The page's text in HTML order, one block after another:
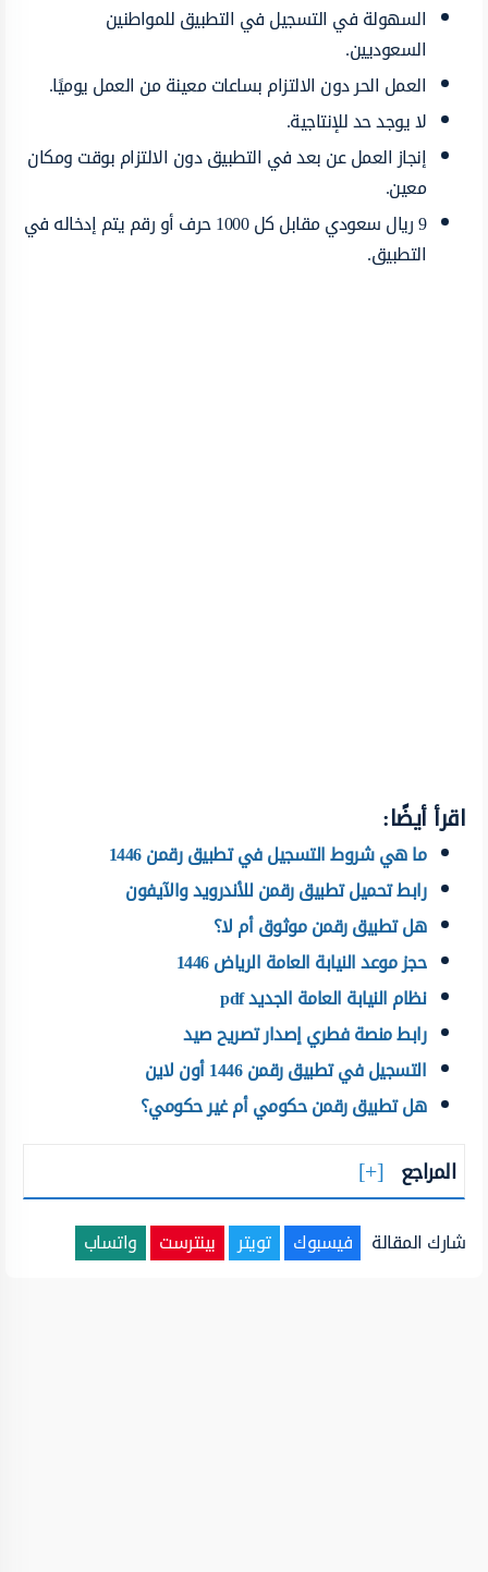
السهولة في التسجيل في التطبيق للمواطنين
السعوديين.
العمل الحر دون الالتزام بساعات معينة من العمل يوميًا.
لا يوجد حد للإنتاجية.
إنجاز العمل عن بعد في التطبيق دون الالتزام بوقت ومكان
معين.
9 ريال سعودي مقابل كل 1000 حرف أو رقم يتم إدخاله في
التطبيق.
اقرأ أيضًا:
ما هي شروط التسجيل في تطبيق رقمن 1446
رابط تحميل تطبيق رقمن للأندرويد والآيفون
هل تطبيق رقمن موثوق أم لا؟
حجز موعد النيابة العامة الرياض 1446
نظام النيابة العامة الجديد pdf
رابط منصة فطري إصدار تصريح صيد
التسجيل في تطبيق رقمن 1446 أون لاين
هل تطبيق رقمن حكومي أم غير حكومي؟
المراجع
شارك المقالة فيسبوك تويتر بينترست واتساب